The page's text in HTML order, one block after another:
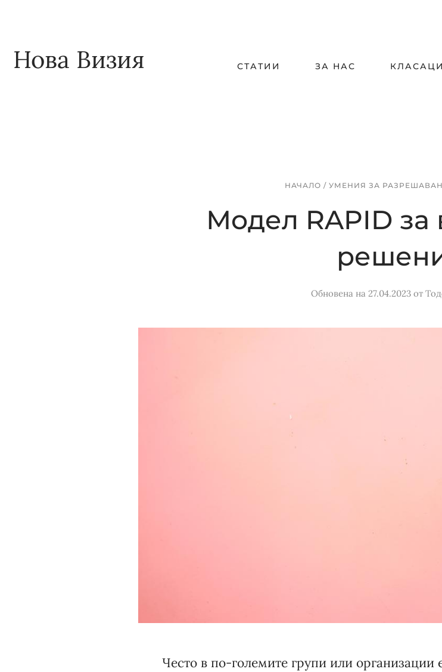
main
content
footer
Нова Визия СТАТИИ ЗА НАС
НАЧАЛО / УМЕНИЯ ЗА
Модел RAPID за
Обновена на 27.04.2023от
Често в по-големите групи или организации